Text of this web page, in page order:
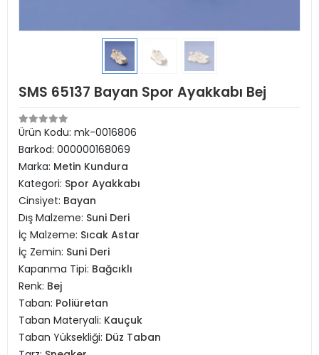
SMS 65137 Bayan Spor Ayakkabı Bej
Ürün Kodu: mk-0016806
Barkod: 000000168069
Marka: Metin Kundura
Kategori: Spor Ayakkabı
Cinsiyet: Bayan
Dış Malzeme: Suni Deri
İç Malzeme: Sıcak Astar
İç Zemin: Suni Deri
Kapanma Tipi: Bağcıklı
Renk: Bej
Taban: Poliüretan
Taban Materyali: Kauçuk
Taban Yüksekliği: Düz Taban